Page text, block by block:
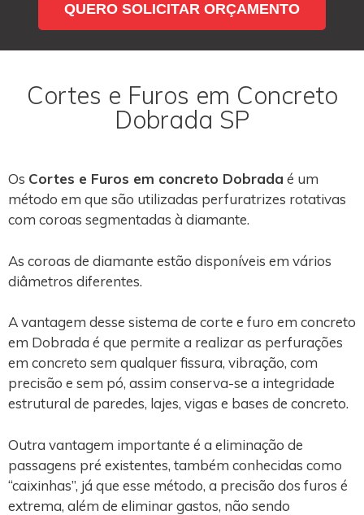
QUERO SOLICITAR ORÇAMENTO
Cortes e Furos em Concreto
Dobrada SP
Os Cortes e Furos em concreto Dobrada é um
método em que são utilizadas perfuratrizes rotativas
com coroas segmentadas à diamante.
As coroas de diamante estão disponíveis em vários
diâmetros diferentes.
A vantagem desse sistema de corte e furo em concreto
em Dobrada é que permite a realizar as perfurações
em concreto sem qualquer fissura, vibração, com
precisão e sem pó, assim conserva-se a integridade
estrutural de paredes, lajes, vigas e bases de concreto.
Outra vantagem importante é a eliminação de
passagens pré existentes, também conhecidas como
“caixinhas”, já que esse método, a precisão dos furos é
extrema, além de eliminar gastos, não sendo